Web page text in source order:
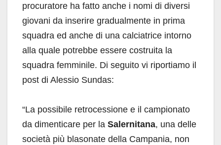
procuratore ha fatto anche i nomi di diversi
giovani da inserire gradualmente in prima
squadra ed anche di una calciatrice intorno
alla quale potrebbe essere costruita la
squadra femminile. Di seguito vi riportiamo il
post di Alessio Sundas:
“La possibile retrocessione e il campionato
da dimenticare per la Salernitana, una delle
società più blasonate della Campania, non